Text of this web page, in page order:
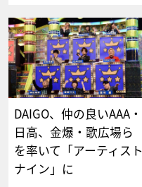
DAIGO、仲の良いAAA・
日高、金爆・歌広場ら
を率いて「アーティスト
ナイン」に